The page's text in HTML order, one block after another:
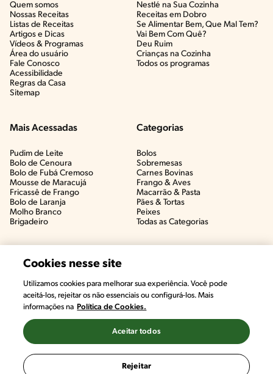
Quem somos
Nossas Receitas
Listas de Receitas​
Artigos e Dicas​
Vídeos & Programas​
Área do usuário
Fale Conosco
Acessibilidade
Regras da Casa
Sitemap
Nestlé na Sua Cozinha
Receitas em Dobro
Se Alimentar Bem, Que Mal Tem?​
Vai Bem Com Quê?​
Deu Ruim​
Crianças na Cozinha​
Todos os programas
Mais Acessadas
Pudim de Leite
Bolo de Cenoura
Bolo de Fubá Cremoso
Mousse de Maracujá
Fricassê de Frango
Bolo de Laranja
Molho Branco
Brigadeiro
Categorias
Bolos
Sobremesas
Carnes Bovinas​
Frango & Aves​
Macarrão & Pasta​
Pães & Tortas​
Peixes
Todas as Categorias
Cookies nesse site
Utilizamos cookies para melhorar sua experiência. Você pode
aceitá-los, rejeitar os não essenciais ou configurá-los. Mais
informações na Política de Cookies.
Rejeitar
Aceitar todos